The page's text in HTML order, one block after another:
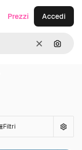
CancellaCerca
Prezzi Accedi
Filtri